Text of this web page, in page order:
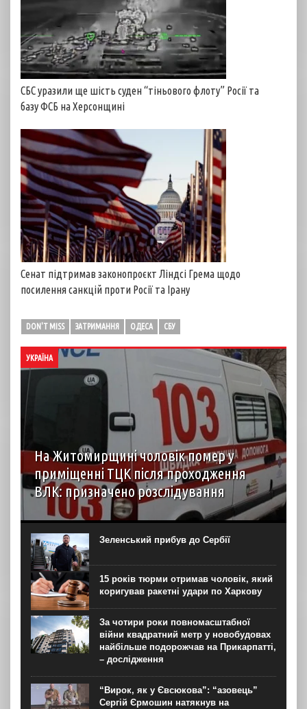
СБС уразили ще шість суден “тіньового флоту” Росії та
базу ФСБ на Херсонщині
Сенат підтримав законопроєкт Ліндсі Грема щодо
посилення санкцій проти Росії та Ірану
DON'T MISS ЗАТРИМАННЯ ОДЕСА СБУ
УКРАЇНА
На Житомирщині чоловік помер у
приміщенні ТЦК після проходження
ВЛК: призначено розслідування
6 серпня до територіального центру комплектування на
Житомирщині доставили чоловіка, який фігурував як
порушник правил військового обліку. Під час
перебування у приміщенні він знепритомнів, а потім
помер. Про інцидент...
Зеленський прибув до Сербії
15 років тюрми отримав чоловік, який
коригував ракетні удари по Харкову
За чотири роки повномасштабної
війни квадратний метр у новобудовах
найбільше подорожчав на Прикарпатті,
– дослідження
“Вирок, як у Євсюкова”: “азовець”
Сергій Єрмошин натякнув на